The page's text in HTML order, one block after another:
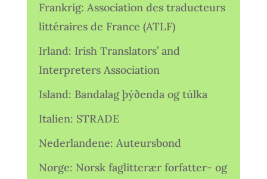
Frankrig: Association des traducteurs
littéraires de France (ATLF)
Irland: Irish Translators’ and
Interpreters Association
Island: Bandalag þýðenda og túlka
Italien: STRADE
Nederlandene: Auteursbond
Norge: Norsk faglitterær forfatter- og